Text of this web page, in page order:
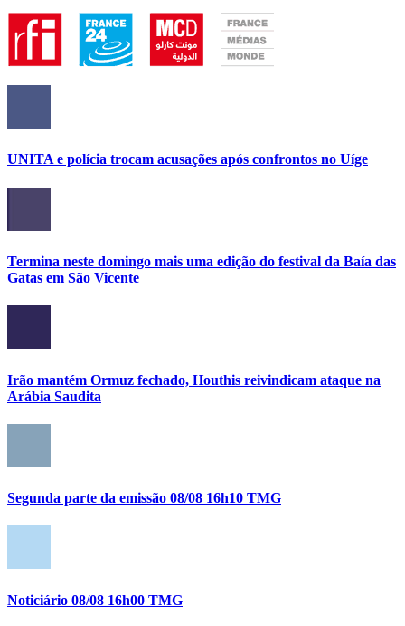
UNITA e polícia trocam acusações após confrontos no Uíge
Termina neste domingo mais uma edição do festival da Baía das
Gatas em São Vicente
Irão mantém Ormuz fechado, Houthis reivindicam ataque na
Arábia Saudita
Segunda parte da emissão 08/08 16h10 TMG
Noticiário 08/08 16h00 TMG